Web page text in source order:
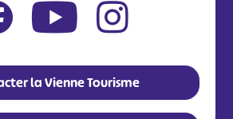
la Vienne Tourisme